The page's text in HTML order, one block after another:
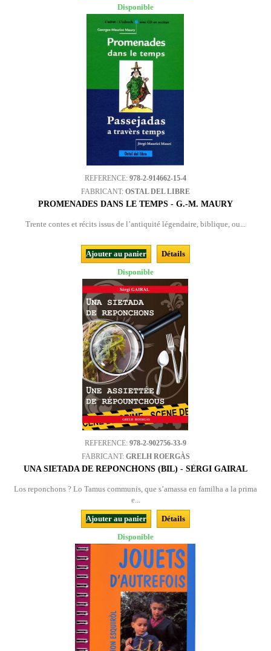
Disponible
REFERENCE: 978-2-914662-15-4
FABRICANT: OSTAL DEL LIBRE
PROMENADES DANS LE TEMPS - G.-M. MAURY
Trente contes et récits issus de l’antiquité légendaire, biblique, ou...
Ajouter au panier
Détails
Disponible
REFERENCE: 978-2-902756-33-9
FABRICANT: GRELH ROERGÀS
UNA SIETADA DE REPONCHONS (BIL) - SÈRGI GAIRAL
Los reponchons ? Lo Tamus communis, que s’amassa en familha a la prima
e...
Ajouter au panier
Détails
Disponible